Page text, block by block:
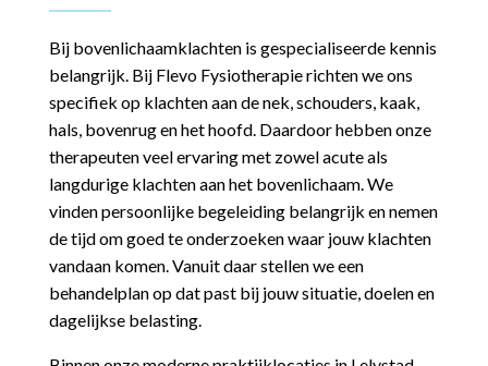
Bij bovenlichaamklachten is gespecialiseerde kennis
belangrijk. Bij Flevo Fysiotherapie richten we ons
specifiek op klachten aan de nek, schouders, kaak,
hals, bovenrug en het hoofd. Daardoor hebben onze
therapeuten veel ervaring met zowel acute als
langdurige klachten aan het bovenlichaam. We
vinden persoonlijke begeleiding belangrijk en nemen
de tijd om goed te onderzoeken waar jouw klachten
vandaan komen. Vanuit daar stellen we een
behandelplan op dat past bij jouw situatie, doelen en
dagelijkse belasting.